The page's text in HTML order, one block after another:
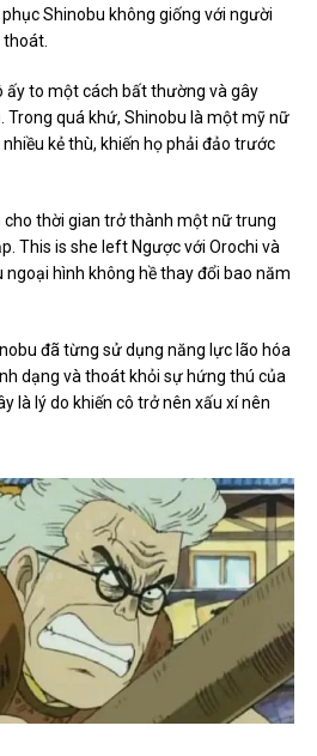
Shinobu không giống với người
thoát.
ấy to một cách bất thường và gây
Trong quá khứ, Shinobu là một mỹ nữ
kẻ thù, khiến họ phải đảo trước
cho thời gian trở thành một nữ trung
This is she left Ngược với Orochi và
hình không hề thay đổi bao năm
đã từng sử dụng năng lực lão hóa
dạng và thoát khỏi sự hứng thú của
là lý do khiến cô trở nên xấu xí nên